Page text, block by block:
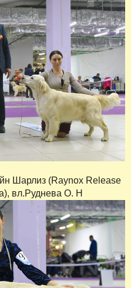
Шарлиз (Raynox Release
вл.Руднева О. Н